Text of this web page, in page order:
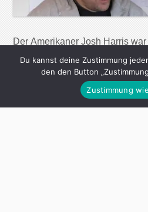
Der Amerikaner Josh Harris
Internetvisionär. Jetzt ist er ein
andersrum. Als die Polizei am
Jahres 2000 den Bunker unter
Du kannst deine Zustimmung
den den Button
Zustimmung